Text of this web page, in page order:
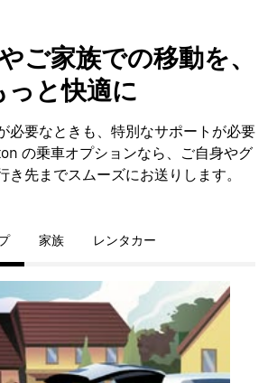
ご家族での移動を、
っと快適に
必要なときも、特別なサポートが必要
の乗車オプションなら、ご自身やグ
き先までスムーズにお送りします。
家族 レンタカー